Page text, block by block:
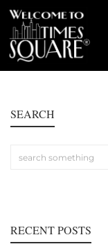
SEARCH
RECENT POSTS